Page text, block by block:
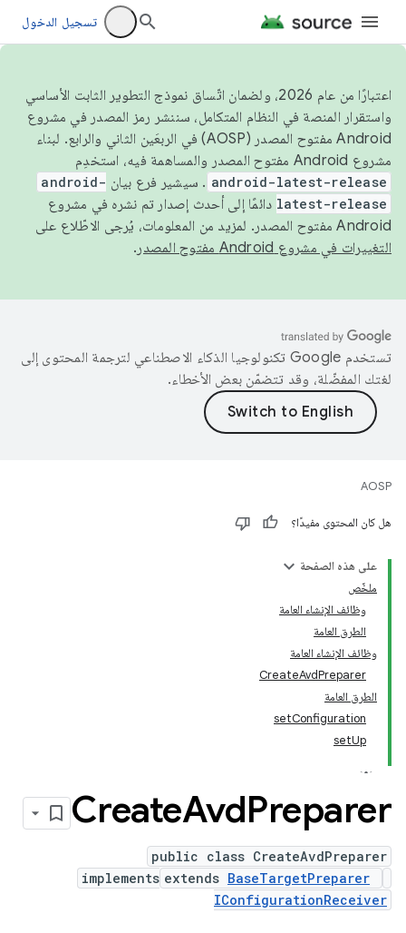
تسجيل الدخول
اعتبارًا من عام 2026، ولضمان اتّساق نموذج التطوير الثابت الأساسي
واستقرار المنصة في النظام المتكامل، سننشر رمز المصدر في مشروع
Android مفتوح المصدر (AOSP) في الربعَين الثاني والرابع. لبناء
مشروع Android مفتوح المصدر والمساهمة فيه، استخدِم
android-latest-release . سيشير فرع بيان android-
latest-release دائمًا إلى أحدث إصدار تم نشره في مشروع
Android مفتوح المصدر. لمزيد من المعلومات، يُرجى الاطّلاع على
التغييرات في مشروع Android مفتوح المصدر
.
تستخدم Google تكنولوجيا الذكاء الاصطناعي لترجمة المحتوى إلى
لغتك المفضّلة، وقد تتضمّن بعض الأخطاء.
AOSP
هل كان المحتوى مفيدًا؟
على هذه الصفحة
ملخّص
وظائف الإنشاء العامة
الطرق العامة
وظائف الإنشاء العامة
CreateAvdPreparer
الطرق العامة
setConfiguration
setUp
CreateAvdPreparer
public class CreateAvdPreparer
extends BaseTargetPreparer
implements
IConfigurationReceiver